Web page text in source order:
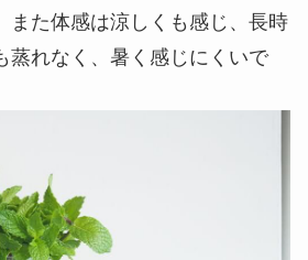
また体感は涼しくも感じ、長時
蒸れなく、暑く感じにくいで